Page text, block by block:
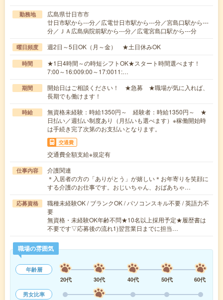
勤務地
広島県廿日市市
廿日市駅から---分／広電廿日市駅から---分／宮島口駅から---
分／ＪＡ広島病院前駅から---分／広電宮島口駅から---分
曜日頻度 週2日～5日OK（月～金） ★土日休みOK
時間
★1日4時間～の時短シフトOK★スタート時間選べます！
7:00～16:009:00～17:0011:…
期間
開始日はご相談ください！ ★急募 ★職場が気に入れば、
長期でも働けます！
時給
無資格未経験：時給1350円～ 経験者：時給1350円～ ★
日払い／週払い制度あり（月払いも選べます）※稼働開始時
は手続き完了次第のお支払いとなります。
交通費
交通費全額支給※規定有
仕事内容
介護関連
＊入居者の方の「ありがとう」が嬉しい＊お年寄りを笑顔に
する介護のお仕事です。おじいちゃん、おばあちゃ…
応募資格
職種未経験OK / ブランクOK / パソコンスキル不要 / 英語力不
要
無資格・未経験OK年齢不問★10名以上採用予定★履歴書は
不要です▽応募後の流れ1)翌営業日までに担当…
職場の雰囲気
年齢層
20代
30代 40代 50代
60代
男女比率